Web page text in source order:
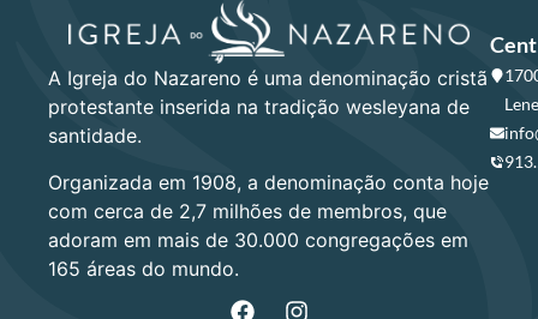
A Igreja do Nazareno é uma denominação cristã
protestante inserida na tradição wesleyana de
santidade.
Organizada em 1908, a denominação conta hoje
com cerca de 2,7 milhões de membros, que
adoram em mais de 30.000 congregações em
165 áreas do mundo.